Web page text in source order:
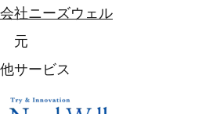
社ニーズウェル
元
サービス